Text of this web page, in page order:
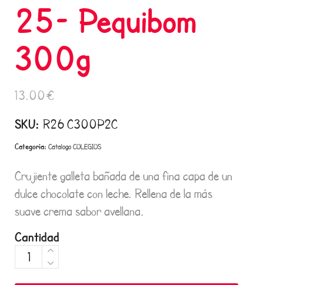
25- Pequibom
300g
13.00€
SKU: R26 C300P2C
Categoría: Catalogo COLEGIOS
Crujiente galleta bañada de una fina capa de un
dulce chocolate con leche. Rellena de la más
suave crema sabor avellana.
Cantidad